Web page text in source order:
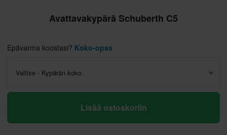
Avattavakypärä Schuberth C5
Epävarma koostasi? Koko-opas
Valitse - Kypärän koko
Lisää ostoskoriin